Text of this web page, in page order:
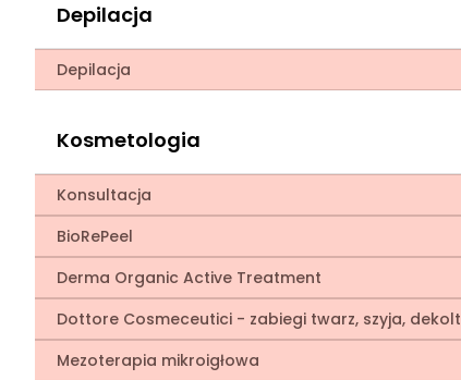
Depilacja
Depilacja
Kosmetologia
Konsultacja
BioRePeel
Derma Organic Active Treatment
Dottore Cosmeceutici - zabiegi twarz, szyja, dekolt
Mezoterapia mikroigłowa